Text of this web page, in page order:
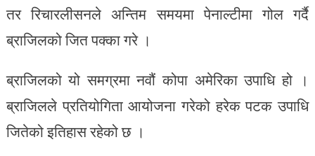
तर रिचारलीसनले अन्तिम समयमा पेनाल्टीमा गोल गर्दै
ब्राजिलको जित पक्का गरे ।
ब्राजिलको यो समग्रमा नवौं कोपा अमेरिका उपाधि हो ।
ब्राजिलले प्रतियोगिता आयोजना गरेको हरेक पटक उपाधि
जितेको इतिहास रहेको छ ।